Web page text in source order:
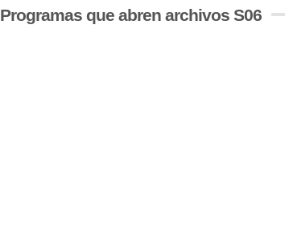
Programas que abren archivos S06